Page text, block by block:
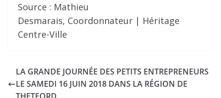
Source : Mathieu
Desmarais, Coordonnateur | Héritage
Centre-Ville
LA GRANDE JOURNÉE DES PETITS ENTREPRENEURS
LE SAMEDI 16 JUIN 2018 DANS LA RÉGION DE